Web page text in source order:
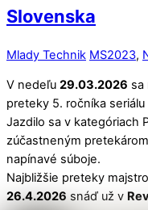
Slovenska
Mlady Technik MS2023,
V nedeľu 29.03.2026 sa
preteky 5. ročníka
Jazdilo sa v kategóriach
zúčastneným
napínavé súboje.
Najbližšie preteky
26.4.2026 snáď už v